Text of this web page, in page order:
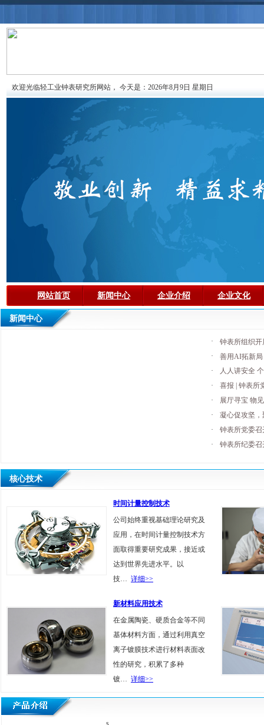
欢迎光临轻工业钟表研究所网站， 今天是：2026年8月9日 星期日
网站首页 新闻中心 企业介绍 企业文化
新闻中心
·
钟表所组织
·
善用AI拓新
·
人人讲安全
·
喜报 | 钟表所
·
展厅寻宝 物
·
凝心促攻坚
·
钟表所党委
·
钟表所纪委
核心技术
时间计量控制技术
公司始终重视基础理论研究及
应用，在时间计量控制技术方
面取得重要研究成果，接近或
达到世界先进水平。以
技… 详细>>
新材料应用技术
在金属陶瓷、硬质合金等不同
基体材料方面，通过利用真空
离子镀膜技术进行材料表面改
性的研究，积累了多种
镀… 详细>>